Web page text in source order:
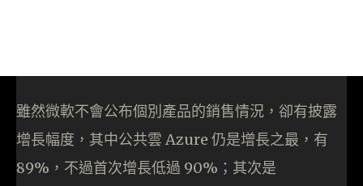
雖然微軟不會公布個別產品的銷售情況，卻有披露
增長幅度，其中公共雲 Azure 仍是增長之最，有
89%，不過首次增長低過 90%；其次是